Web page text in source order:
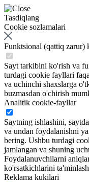
Tasdiqlang
Cookie sozlamalari
Funktsional (qattiq zarur)
Sayt tarkibini ko'rish va
turdagi cookie fayllari
va uchinchi shaxslarga
buzmasdan o'chirish
Analitik cookie-fayllar
Saytning ishlashini,
va undan foydalanishni
bering. Ushbu turdagi
jamlangan va shuning
Foydalanuvchilarni
ko'rsatkichlarini
Reklama kukilari